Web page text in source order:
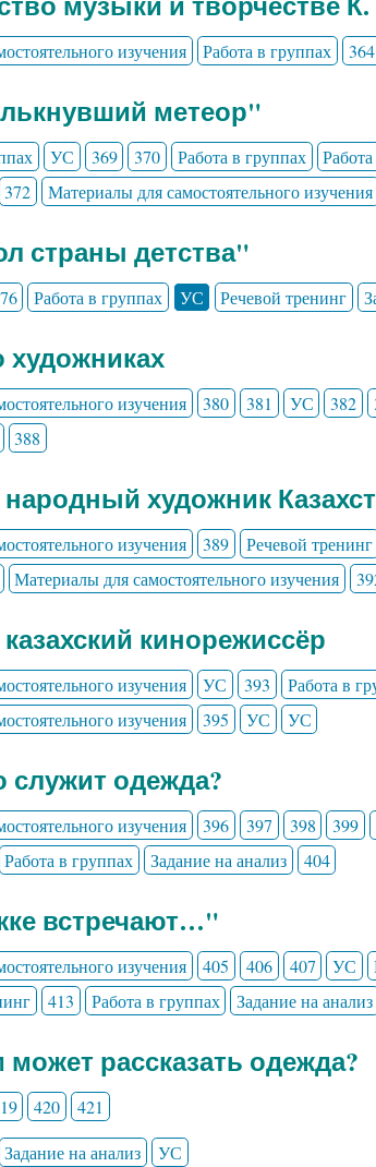
изучения Работа в группах 364
метеор"
УС 369 370 Работа в группах
372 Материалы для самостоятельного изучения
страны детства"
Работа в группах УС Речевой тренинг
художниках
изучения 380 381 УС 382
388
художник
изучения 389 Речевой тренинг
Материалы для самостоятельного изучения
кинорежиссёр
изучения УС 393 Работа в
изучения
395 УС УС
служит одежда?
изучения 396 397 398 399
Работа в группах Задание на анализ 404
встречают…"
изучения 405 406 407 УС
413 Работа в группах Задание на анализ
может рассказать одежда?
420
421
Задание на анализ УС